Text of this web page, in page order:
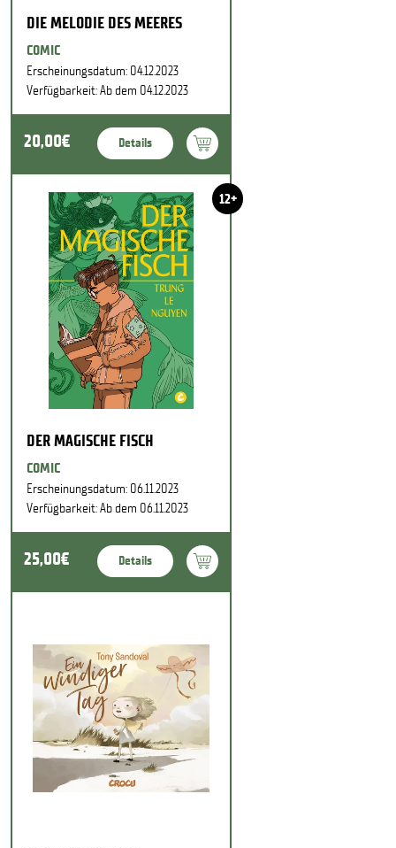
DIE MELODIE DES MEERES
COMIC
Erscheinungsdatum: 04.12.2023
Verfügbarkeit: Ab dem 04.12.2023
20,00€ Details
12+
DER MAGISCHE FISCH
COMIC
Erscheinungsdatum: 06.11.2023
Verfügbarkeit: Ab dem 06.11.2023
25,00€ Details